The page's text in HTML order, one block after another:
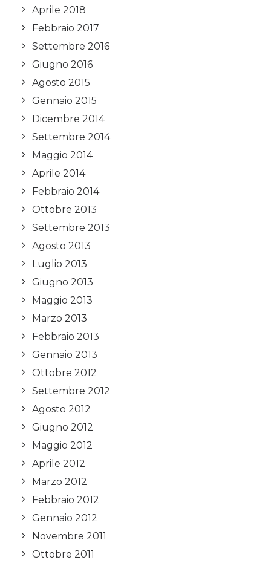
Aprile 2018
Febbraio 2017
Settembre 2016
Giugno 2016
Agosto 2015
Gennaio 2015
Dicembre 2014
Settembre 2014
Maggio 2014
Aprile 2014
Febbraio 2014
Ottobre 2013
Settembre 2013
Agosto 2013
Luglio 2013
Giugno 2013
Maggio 2013
Marzo 2013
Febbraio 2013
Gennaio 2013
Ottobre 2012
Settembre 2012
Agosto 2012
Giugno 2012
Maggio 2012
Aprile 2012
Marzo 2012
Febbraio 2012
Gennaio 2012
Novembre 2011
Ottobre 2011